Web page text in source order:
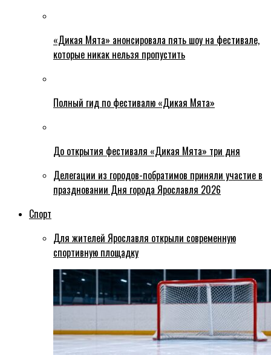
«Дикая Мята» анонсировала пять шоу на фестивале,
которые никак нельзя пропустить
Полный гид по фестивалю «Дикая Мята»
До открытия фестиваля «Дикая Мята» три дня
Делегации из городов-побратимов приняли участие в
праздновании Дня города Ярославля 2026
Спорт
Для жителей Ярославля открыли современную
спортивную площадку